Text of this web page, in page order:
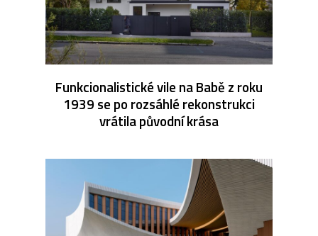
Funkcionalistické vile na Babě z roku
1939 se po rozsáhlé rekonstrukci
vrátila původní krása